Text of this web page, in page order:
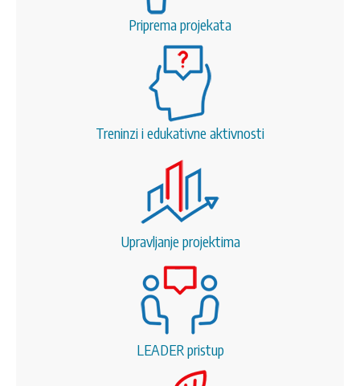
Priprema projekata
Treninzi i edukativne aktivnosti
Upravljanje projektima
LEADER pristup